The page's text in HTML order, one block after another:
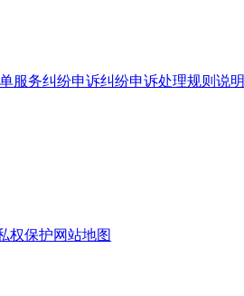
服务纠纷申诉纠纷申诉处理规则说明
权保护网站地图